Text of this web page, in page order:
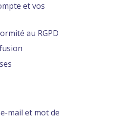
et vos
au RGPD
mail et mot de